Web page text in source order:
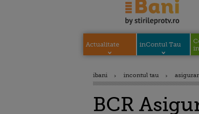
Actualitate inContul Tau
ibani incontul tau
BCR